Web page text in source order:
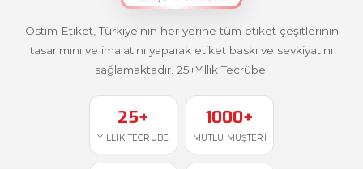
Ostim Etiket, Türkiye'nin her yerine tüm etiket çeşitlerinin
tasarımını ve imalatını yaparak etiket baskı ve sevkiyatını
sağlamaktadır. 25+Yıllık Tecrübe.
25+
YILLIK TECRÜBE
1000+
MUTLU MÜŞTERI